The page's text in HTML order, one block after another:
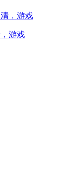
游戏